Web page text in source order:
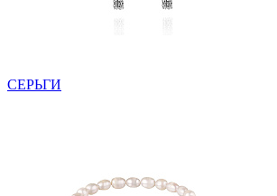
СЕРЬГИ